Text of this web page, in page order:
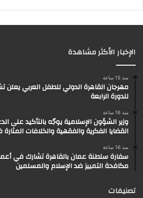
الإخبار الأكثر مشاهدة
منذ 15 ساعة
مهرجان القاهرة الدولي للطفل العربي يعلن
للدورة الرابعة
منذ 16 ساعة
وزير الشؤون الإسلامية يوجّه بالتأكيد على
القضايا الفكرية والفقهية والخلافات
منذ 16 ساعة
سفارة سلطنة عمان بالقاهرة تشارك في
مكافحة التمييز ضد الإسلام والمسلمين
تصنيفات